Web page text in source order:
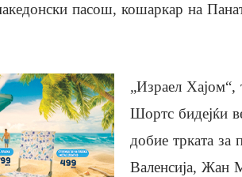
пасош, кошаркар на
„Израел Хајом“,
Шортс бидејќи
добие трката за
Валенсија, Жан